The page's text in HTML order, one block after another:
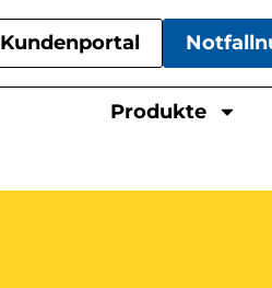
Kundenportal
Produkte